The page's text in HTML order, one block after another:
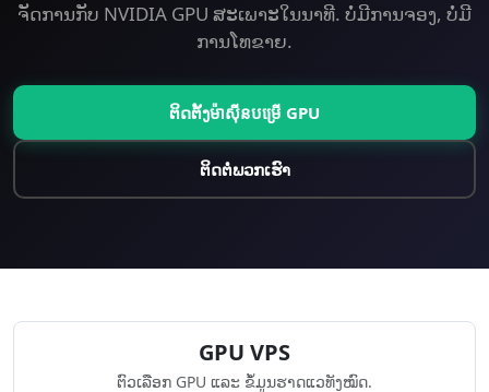
ຈັດການກັບ NVIDIA GPU ສະເພາະໃນນາທີ. ບໍ່ມີການຈອງ, ບໍ່ມີ
ການໂທຂາຍ.
ຕິດຕັ້ງ​ម៉ាស៊ីន​បម្រើ GPU
ຕິດຕໍ່ພວກເຮົາ
GPU VPS
ຕົວເລືອກ GPU ແລະ ຂໍ້ມູນຮາດແວທັງໝົດ.